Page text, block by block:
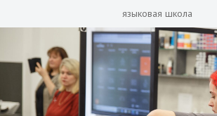
языковая школа